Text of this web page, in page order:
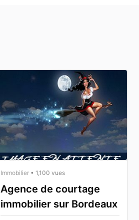
Immobilier • 1,100 vues
Agence de courtage
immobilier sur Bordeaux